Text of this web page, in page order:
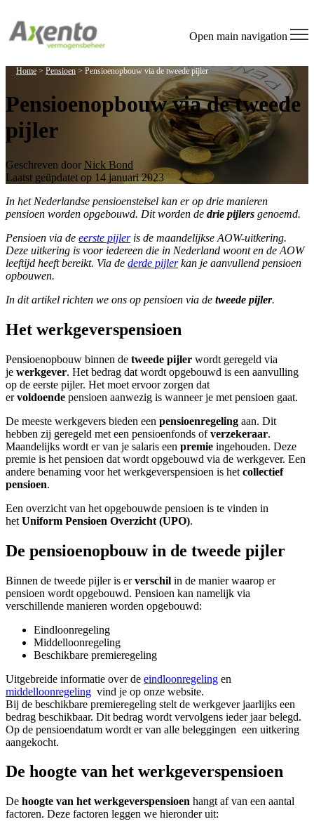
Open main navigation
Home > Pensioen > Pensioenopbouw via de tweede pijler
Pensioenopbouw via de tweede
pijler
Geschreven door Nick Bond
Laatst geüpdatet op 14 januari 2023
In het Nederlandse pensioenstelsel kan er op drie manieren
pensioen worden opgebouwd. Dit worden de drie pijlers genoemd.
Pensioen via de eerste pijleris de maandelijkse AOW-uitkering.
Deze uitkering is voor iedereen die in Nederland woont en de AOW
leeftijd heeft bereikt. Via de derde pijlerkan je aanvullend pensioen
opbouwen.
In dit artikel richten we ons op pensioen via de tweede pijler.
Het werkgeverspensioen
Pensioenopbouw binnen de tweede pijler wordt geregeld via
je werkgever. Het bedrag dat wordt opgebouwd is een aanvulling
op de eerste pijler. Het moet ervoor zorgen dat
ervoldoende pensioen aanwezig is wanneer je met pensioen gaat.
De meeste werkgevers bieden een pensioenregeling aan. Dit
hebben zij geregeld met een pensioenfonds ofverzekeraar.
Maandelijks wordt er van je salaris een premie ingehouden. Deze
premie is het pensioen dat wordt opgebouwd via de werkgever. Een
andere benaming voor het werkgeverspensioen is het collectief
pensioen.
Een overzicht van het opgebouwde pensioen is te vinden in
het Uniform Pensioen Overzicht (UPO).
De pensioenopbouw in de tweede pijler
Binnen de tweede pijler is erverschil in de manier waarop er
pensioen wordt opgebouwd. Pensioen kan namelijk via
verschillende manieren worden opgebouwd:
Eindloonregeling
Middelloonregeling
Beschikbare premieregeling
Uitgebreide informatie over de eindloonregeling en
middelloonregeling vind je op onze website.
Bij de beschikbare premieregeling stelt de werkgever jaarlijks een
bedrag beschikbaar. Dit bedrag wordt vervolgens ieder jaar belegd.
Op de pensioendatum wordt er van alle beleggingen een uitkering
aangekocht.
De hoogte van het werkgeverspensioen
De hoogte van het werkgeverspensioen hangt af van een aantal
factoren. Deze factoren leggen we hieronder uit: